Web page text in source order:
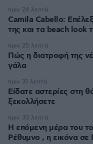
Camila Cabello:
της και τα beach look
πριν 24 λεπτά
Πώς η διατροφή της
γάλα
πριν 25 λεπτά
Είδατε αστερίες στη
ξεκολλήσετε
πριν 31 λεπτά
Η επόμενη μέρα του
Ρέθυμνο , η εικόνα σε
πριν 33 λεπτά